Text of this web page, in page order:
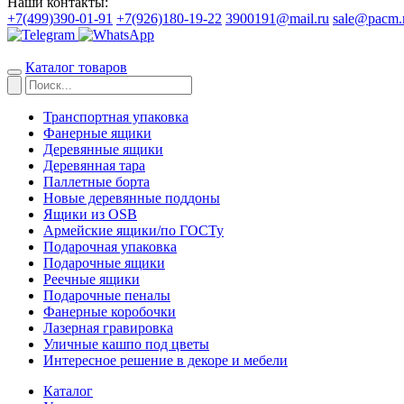
+7(499)390-01-91 +7(926)180-19-22 3900191@mail.ru
Каталог товаров
Транспортная упаковка
Фанерные ящики
Деревянные ящики
Деревянная тара
Паллетные борта
Новые деревянные поддоны
Ящики из OSB
Армейские ящики/по ГОСТу
Подарочная упаковка
Подарочные ящики
Реечные ящики
Подарочные пеналы
Фанерные коробочки
Лазерная гравировка
Уличные кашпо под цветы
Интересное решение в декоре и мебели
Каталог